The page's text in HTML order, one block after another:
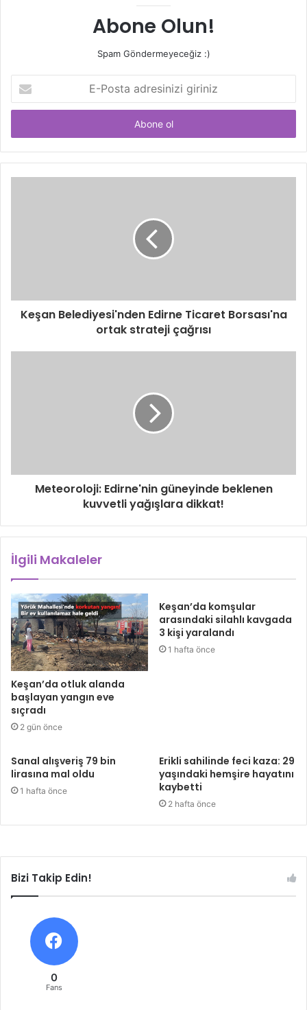
Abone Olun!
Spam Göndermeyeceğiz :)
Posta
adresinizi
Keşan Belediyesi'nden Edirne Ticaret Borsası'na
ortak strateji çağrısı
Meteoroloji: Edirne'nin güneyinde beklenen
kuvvetli yağışlara dikkat!
İlgili Makaleler
Keşan’da otluk alanda
başlayan yangın eve
sıçradı
2 gün önce
Keşan’da komşular
arasındaki silahlı kavgada
3 kişi yaralandı
1 hafta önce
Sanal alışveriş 79 bin
lirasına mal oldu
1 hafta önce
Erikli sahilinde feci kaza: 29
yaşındaki hemşire hayatını
kaybetti
2 hafta önce
Bizi Takip Edin!
0
Fans